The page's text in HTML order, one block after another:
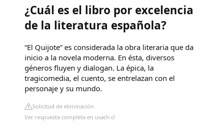
¿Cuál es el libro por excelencia
de la literatura española?
“El Quijote” es considerada la obra literaria que da
inicio a la novela moderna. En ésta, diversos
géneros fluyen y dialogan. La épica, la
tragicomedia, el cuento, se entrelazan con el
personaje y su mundo.
Solicitud de eliminación
Ver respuesta completa en usach.cl